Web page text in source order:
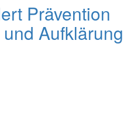
Prävention
Aufklärung